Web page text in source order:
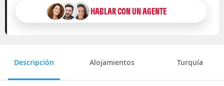
HABLAR CON UN AGENTE
Descripción Alojamientos Turquía